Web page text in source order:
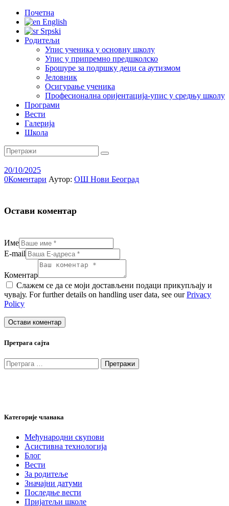
Почетна
English
Srpski
Родитељи
Упис ученика у основну школу
Упис у припремно предшколско
Брошуре за подршку деци са аутизмом
Јеловник
Осигурање ученика
Професионална оријентација-упис у средњу школу
Програми
Вести
Галерија
Школа
20/10/2025
0Коментари Аутор: ОШ Нови Београд
Остави коментар
Име
E-mail
Коментар
Слажем се да се моји достављени подаци прикупљају и
чувају. For further details on handling user data, see ourPrivacy
Policy
Претрага сајта
Претрага
за:
Категорије чланака
Међународни скупови
Асистивна технологија
Блог
Вести
За родитеље
Значајни датуми
Последње вести
Пријатељи школе